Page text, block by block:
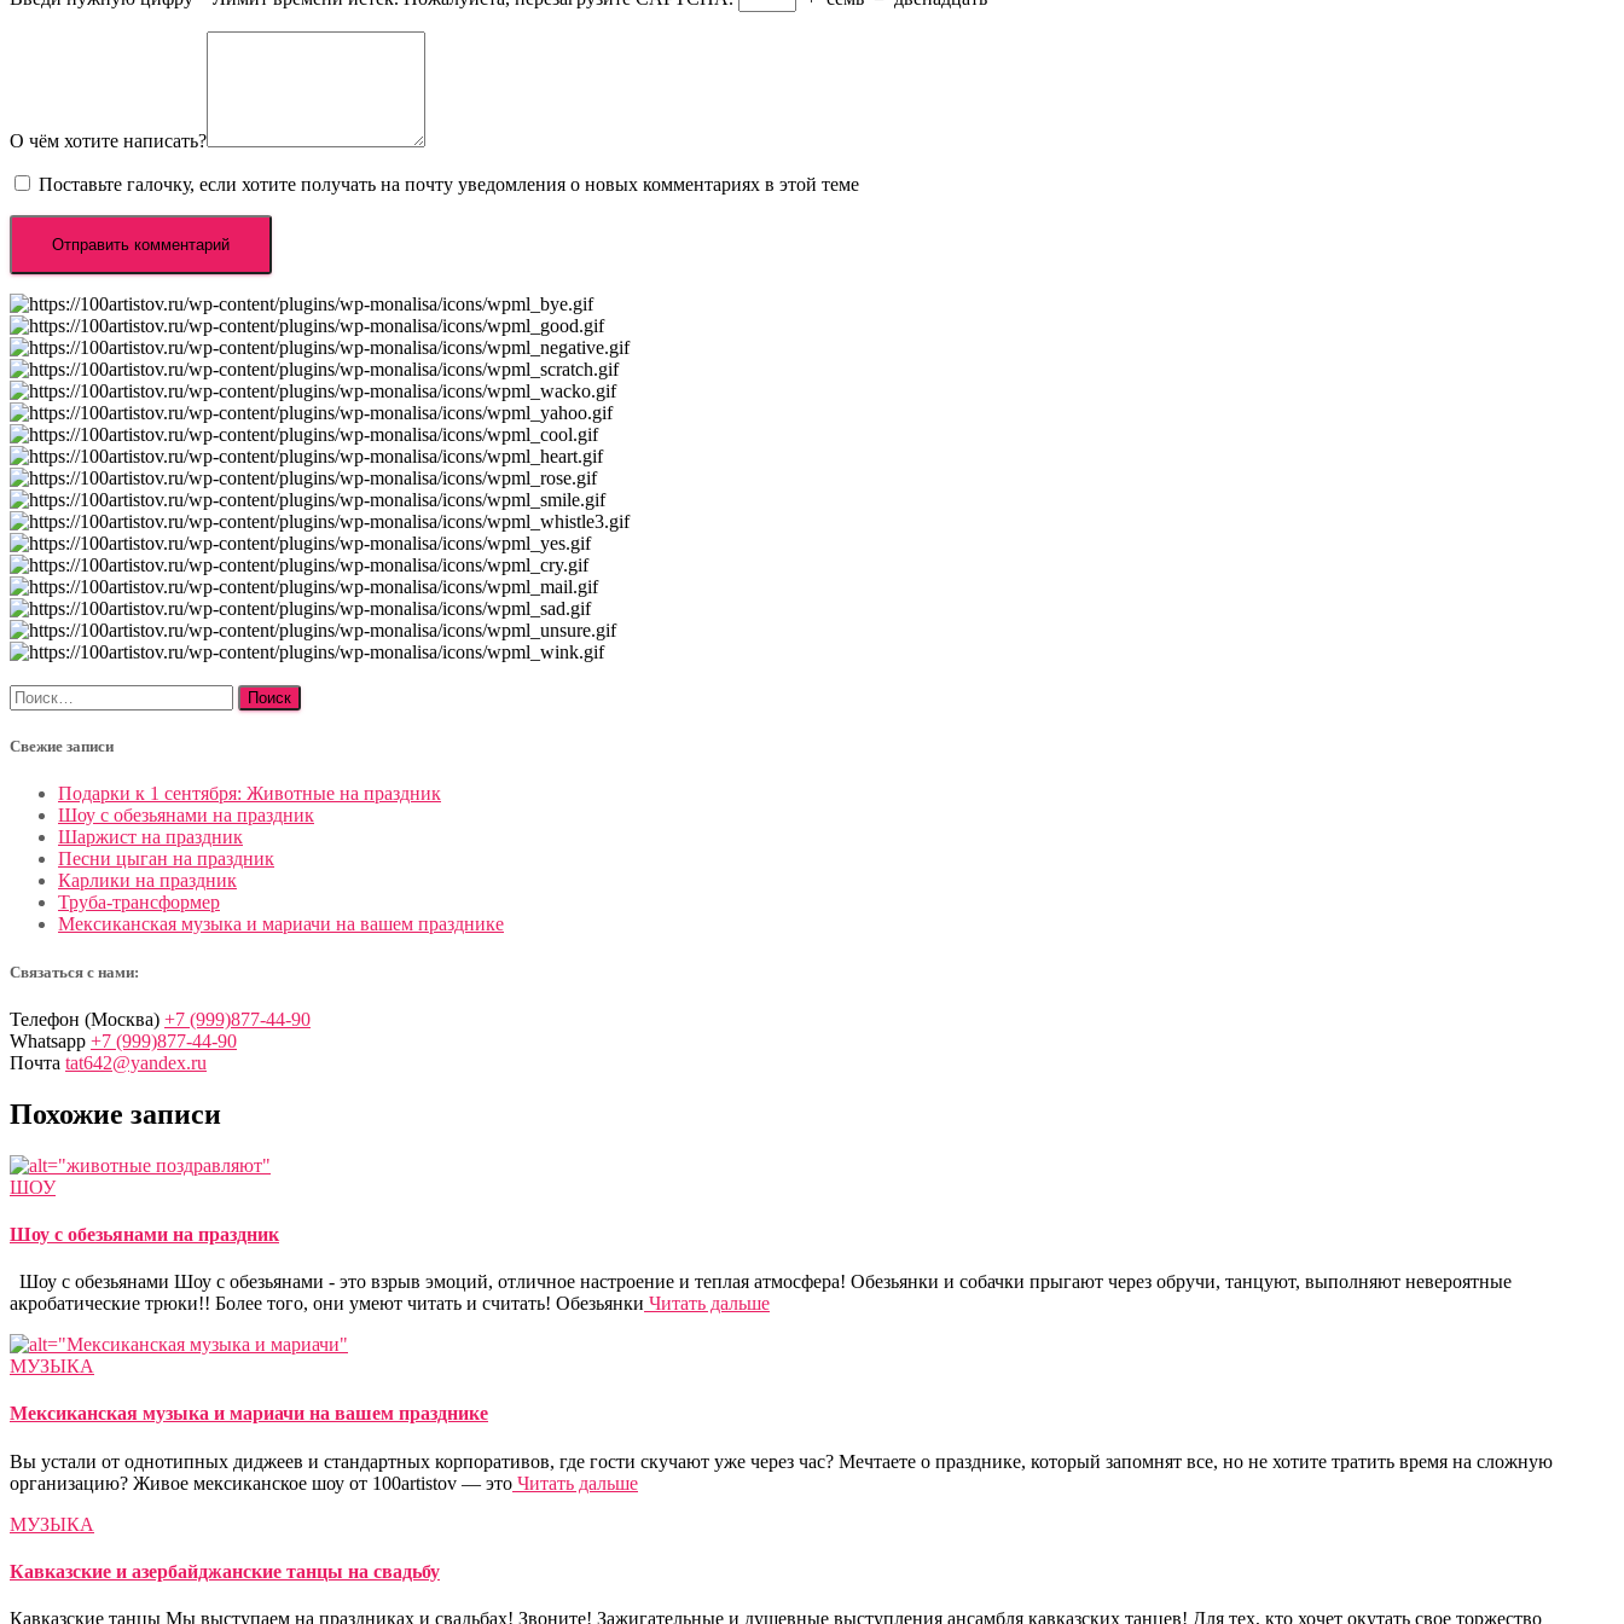
О чём хотите написать?
Поставьте галочку, если хотите получать на почту уведомления о новых комментариях в этой теме
Найти:
Свежие записи
Подарки к 1 сентября: Животные на праздник
Шоу с обезьянами на праздник
Шаржист на праздник
Песни цыган на праздник
Карлики на праздник
Труба-трансформер
Мексиканская музыка и мариачи на вашем празднике
Связаться с нами:
Телефон (Москва) +7 (999)877-44-90
Whatsapp +7 (999)877-44-90
Почта tat642@yandex.ru
Похожие записи
ШОУ
Шоу с обезьянами на праздник
Шоу с обезьянами Шоу с обезьянами - это взрыв эмоций, отличное настроение и теплая атмосфера! Обезьянки и собачки прыгают через обручи, танцуют, выполняют невероятные
акробатические трюки!! Более того, они умеют читать и считать! Обезьянки Читать дальше
МУЗЫКА
Мексиканская музыка и мариачи на вашем празднике
Вы устали от однотипных диджеев и стандартных корпоративов, где гости скучают уже через час? Мечтаете о празднике, который запомнят все, но не хотите тратить время на сложную
организацию? Живое мексиканское шоу от 100artistov — это Читать дальше
МУЗЫКА
Кавказские и азербайджанские танцы на свадьбу
Кавказские танцы Мы выступаем на праздниках и свадьбах! Звоните! Зажигательные и душевные выступления ансамбля кавказских танцев! Для тех, кто хочет окутать свое торжество